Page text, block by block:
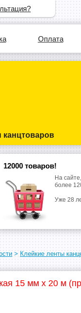
Оплата
канцтоваров
12000 товаров!
На
более
Уже 28
> Клейкие ленты
15 мм х 20 м